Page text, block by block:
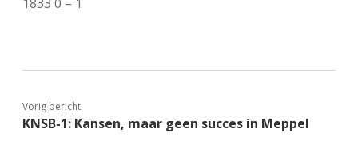
1833 0 – 1
Vorig bericht
KNSB-1: Kansen, maar geen succes in Meppel